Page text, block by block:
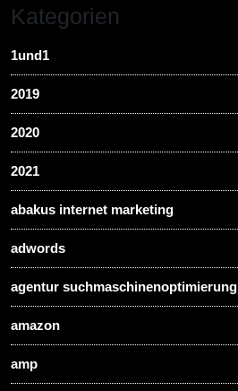
Kategorien
1und1
2019
2020
2021
abakus internet marketing
adwords
agentur suchmaschinenoptimierung
amazon
amp